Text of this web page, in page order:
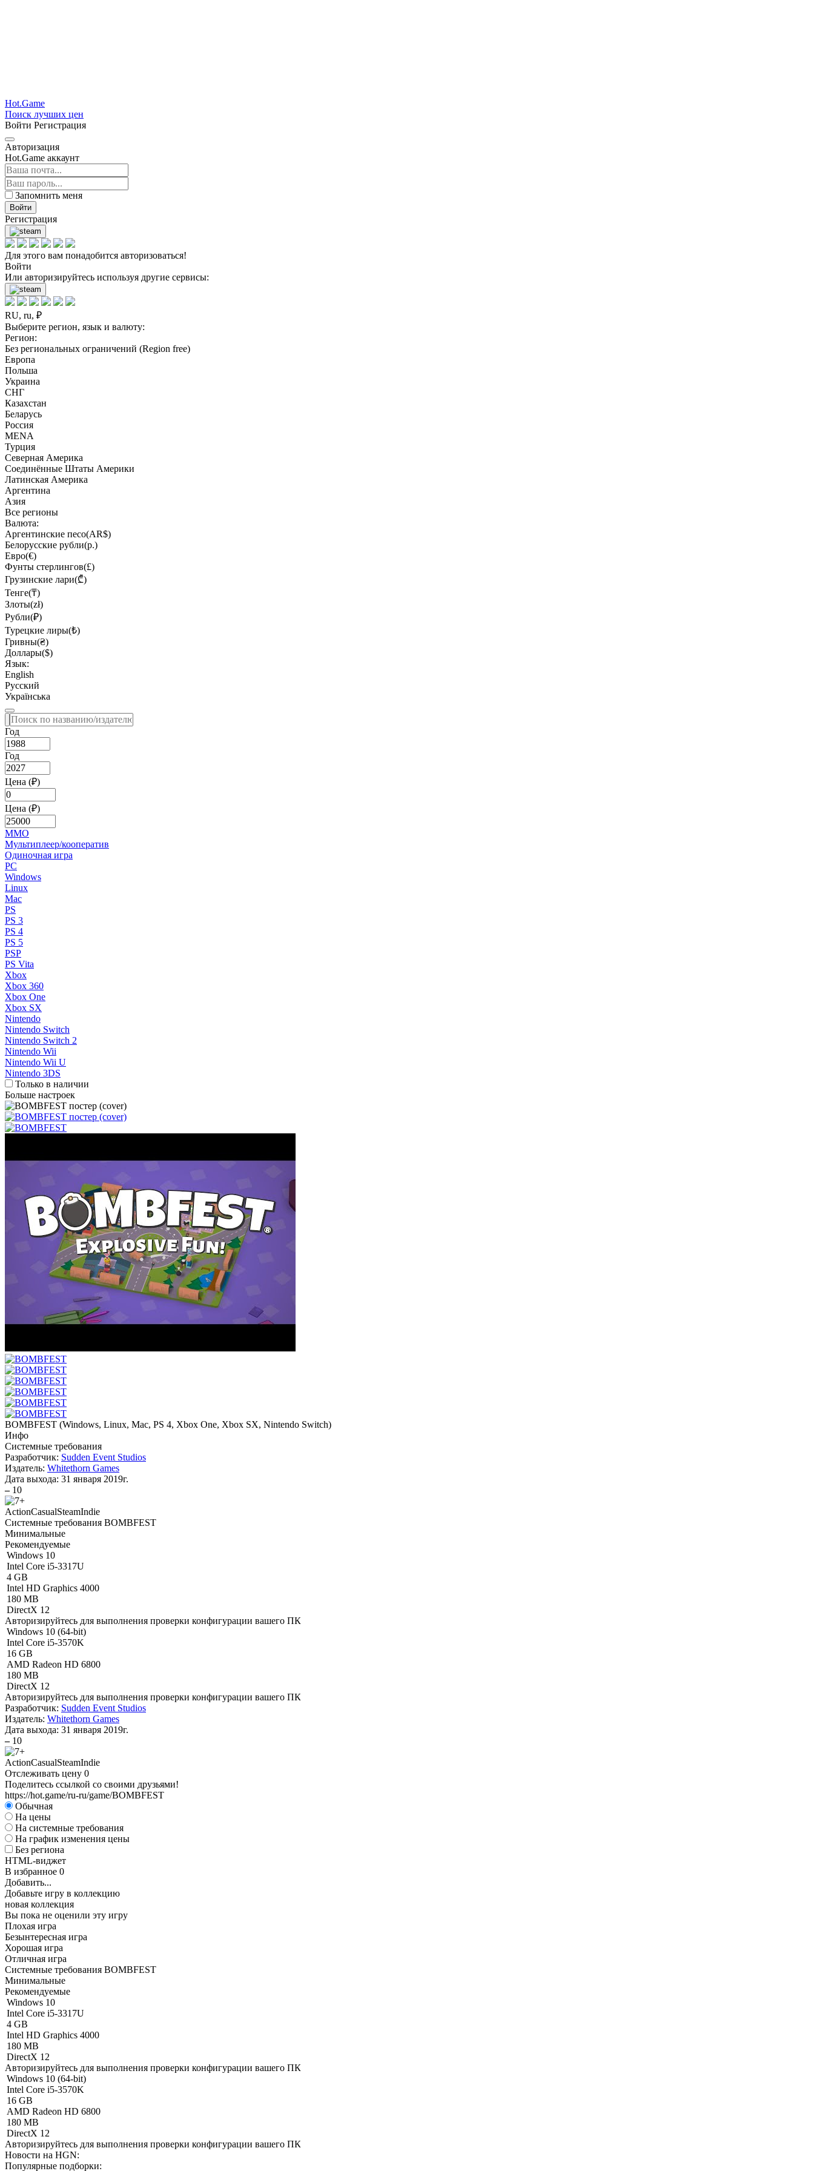
Hot.Game
Поиск лучших цен
Войти Регистрация
Авторизация
Hot.Game аккаунт
Запомнить меня
Войти
Регистрация
Для этого вам понадобится авторизоваться!
Войти
Или авторизируйтесь используя другие сервисы:
RU, ru, ₽
Выберите регион, язык и валюту:
Регион:
Без региональных ограничений (Region free)
Европа
Польша
Украина
СНГ
Казахстан
Беларусь
Россия
MENA
Турция
Северная Америка
Соединённые Штаты Америки
Латинская Америка
Аргентина
Азия
Все регионы
Валюта:
Аргентинские песо(AR$)
Белорусские рубли(р.)
Евро(€)
Фунты стерлингов(£)
Грузинские лари(₾)
Тенге(₸)
Злоты(zł)
Рубли(₽)
Турецкие лиры(₺)
Гривны(₴)
Доллары($)
Язык:
English
Русский
Українська
Год
Год
Цена (₽)
Цена (₽)
MMO
Мультиплеер/кооператив
Одиночная игра
PC
Windows
Linux
Mac
PS
PS 3
PS 4
PS 5
PSP
PS Vita
Xbox
Xbox 360
Xbox One
Xbox SX
Nintendo
Nintendo Switch
Nintendo Switch 2
Nintendo Wii
Nintendo Wii U
Nintendo 3DS
Только в наличии
Больше настроек
BOMBFEST (Windows, Linux, Mac, PS 4, Xbox One, Xbox SX, Nintendo Switch)
Инфо
Системные требования
Разработчик: Sudden Event Studios
Издатель: Whitethorn Games
Дата выхода: 31 января 2019г.
– 10
ActionCasualSteamIndie
Системные требования BOMBFEST
Минимальные
Рекомендуемые
Windows 10
Intel Core i5-3317U
4 GB
Intel HD Graphics 4000
180 MB
DirectX 12
Авторизируйтесь для выполнения проверки конфигурации вашего ПК
Windows 10 (64-bit)
Intel Core i5-3570K
16 GB
AMD Radeon HD 6800
180 MB
DirectX 12
Авторизируйтесь для выполнения проверки конфигурации вашего ПК
Разработчик: Sudden Event Studios
Издатель: Whitethorn Games
Дата выхода: 31 января 2019г.
– 10
ActionCasualSteamIndie
Отслеживать цену 0
Поделитесь ссылкой со своими друзьями!
https://hot.game/ru-ru/game/BOMBFEST
Обычная
На цены
На системные требования
На график изменения цены
Без региона
HTML-виджет
В избранное 0
Добавить...
Добавьте игру в коллекцию
новая коллекция
Вы пока не оценили эту игру
Плохая игра
Безынтересная игра
Хорошая игра
Отличная игра
Системные требования BOMBFEST
Минимальные
Рекомендуемые
Windows 10
Intel Core i5-3317U
4 GB
Intel HD Graphics 4000
180 MB
DirectX 12
Авторизируйтесь для выполнения проверки конфигурации вашего ПК
Windows 10 (64-bit)
Intel Core i5-3570K
16 GB
AMD Radeon HD 6800
180 MB
DirectX 12
Авторизируйтесь для выполнения проверки конфигурации вашего ПК
Новости на HGN:
Популярные подборки: